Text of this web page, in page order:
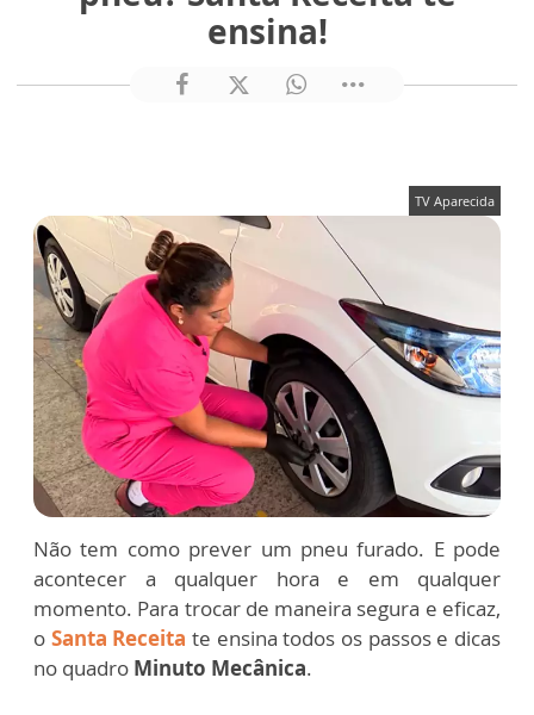
ensina!
TV Aparecida
Não tem como prever um pneu furado. E pode
acontecer a qualquer hora e em qualquer
momento. Para trocar de maneira segura e eficaz,
o Santa Receita te ensina todos os passos e dicas
no quadro Minuto Mecânica.